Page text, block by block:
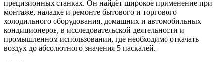
прецизионных станках. Он найдёт широкое применение при
монтаже, наладке и ремонте бытового и торгового
холодильного оборудования, домашних и автомобильных
кондиционеров, в исследовательской деятельности и
промышленном использовании, где необходимо откачать
воздух до абсолютного значения 5 паскалей.